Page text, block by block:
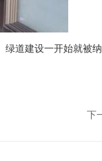
道建设一开始就被
下